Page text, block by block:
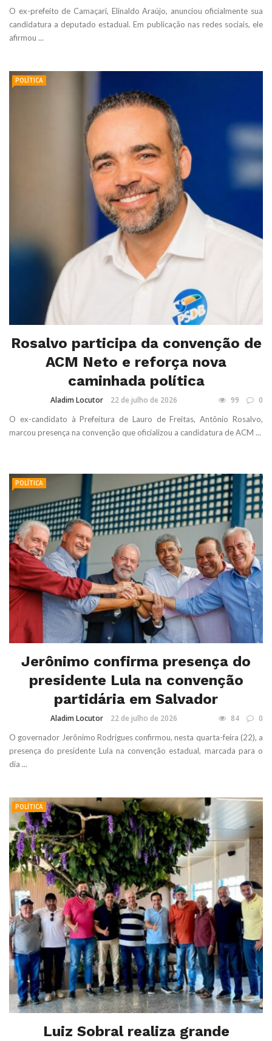
O ex-prefeito de Camaçari, Elinaldo Araújo, anunciou oficialmente sua
candidatura a deputado estadual. Em publicação nas redes sociais, ele
afirmou ...
POLÍTICA
Rosalvo participa da convenção de
ACM Neto e reforça nova
caminhada política
Aladim Locutor 22 de julho de 2026 99 0
O ex-candidato à Prefeitura de Lauro de Freitas, Antônio Rosalvo,
marcou presença na convenção que oficializou a candidatura de ACM ...
POLÍTICA
Jerônimo confirma presença do
presidente Lula na convenção
partidária em Salvador
Aladim Locutor 22 de julho de 2026 84 0
O governador Jerônimo Rodrigues confirmou, nesta quarta-feira (22), a
presença do presidente Lula na convenção estadual, marcada para o
dia ...
POLÍTICA
Luiz Sobral realiza grande